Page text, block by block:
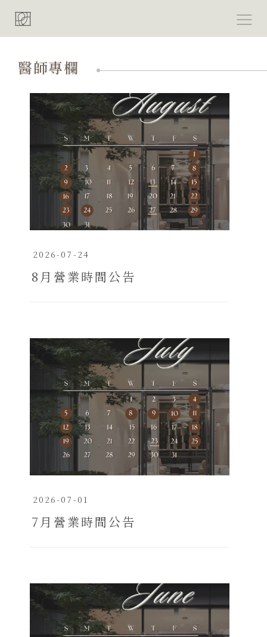
主
醫師專欄
2026-07-24
8月營業時間公告
2026-07-01
7月營業時間公告
頁
面
頁
面
頁
面
頁
面
頁
面